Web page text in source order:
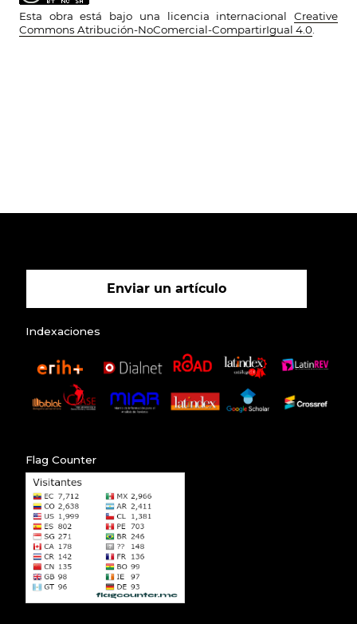
Esta obra está bajo una licencia internacional Creative
Commons Atribución-NoComercial-CompartirIgual 4.0
Enviar un artículo
Indexaciones
Flag Counter